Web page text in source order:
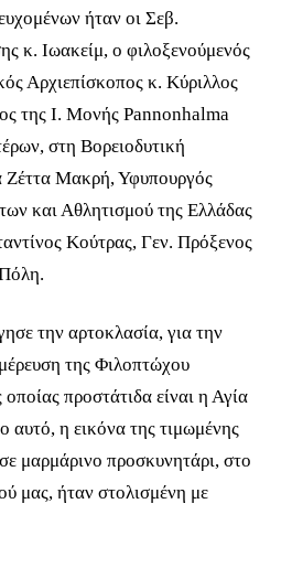
ήταν οι Σεβ.
κ. Ιωακείμ, ο φιλοξενούμενός
Αρχιεπίσκοπος κ. Κύριλλος
της Ι. Μονής Pannonhalma
στη Βορειοδυτική
Ζέττα Μακρή, Υφυπουργός
και Αθλητισμού της Ελλάδας
Κούτρας, Γεν. Πρόξενος
την αρτοκλασία, για την
της Φιλοπτώχου
προστάτιδα είναι η Αγία
αυτό, η εικόνα της τιμωμένης
μαρμάρινο προσκυνητάρι, στο
μας, ήταν στολισμένη με